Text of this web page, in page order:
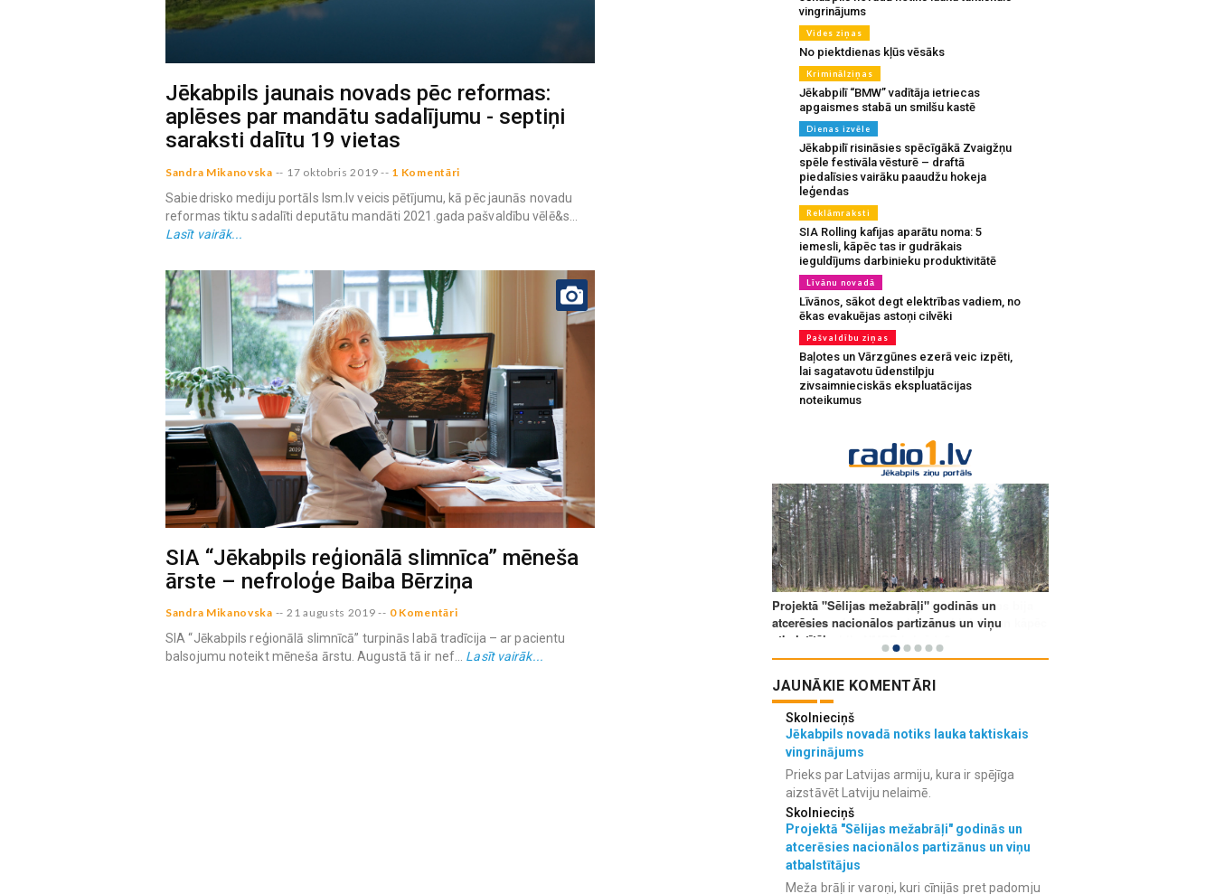
Jēkabpils jaunais novads pēc reformas:
aplēses par mandātu sadalījumu - septiņi
saraksti dalītu 19 vietas
Sandra Mikanovska -- 17 oktobris 2019 -- 1 Komentāri
Sabiedrisko mediju portāls lsm.lv veicis pētījumu, kā pēc jaunās novadu
reformas tiktu sadalīti deputātu mandāti 2021.gada pašvaldību vēlē&s...
Lasīt vairāk...
SIA “Jēkabpils reģionālā slimnīca” mēneša
ārste – nefroloģe Baiba Bērziņa
Sandra Mikanovska -- 21 augusts 2019 -- 0 Komentāri
SIA “Jēkabpils reģionālā slimnīcā” turpinās labā tradīcija – ar pacientu
balsojumu noteikt mēneša ārstu. Augustā tā ir nef... Lasīt vairāk...
vingrinājums
Vides ziņas
No piektdienas kļūs vēsāks
Kriminālziņas
Jēkabpilī “BMW” vadītāja ietriecas
apgaismes stabā un smilšu kastē
Dienas izvēle
Jēkabpilī risināsies spēcīgākā Zvaigžņu
spēle festivāla vēsturē – draftā
piedalīsies vairāku paaudžu hokeja
leģendas
Reklāmraksti
SIA Rolling kafijas aparātu noma: 5
iemesli, kāpēc tas ir gudrākais
ieguldījums darbinieku produktivitātē
Līvānu novadā
Līvānos, sākot degt elektrības vadiem, no
ēkas evakuējas astoņi cilvēki
Pašvaldību ziņas
Baļotes un Vārzgūnes ezerā veic izpēti,
lai sagatavotu ūdenstilpju
zivsaimnieciskās ekspluatācijas
noteikumus
JAUNĀKIE KOMENTĀRI
Skolnieciņš
Jēkabpils novadā notiks lauka taktiskais
vingrinājums
Prieks par Latvijas armiju, kura ir spējīga
aizstāvēt Latviju nelaimē.
Skolnieciņš
Projektā "Sēlijas mežabrāļi" godinās un
atcerēsies nacionālos partizānus un viņu
atbalstītājus
Meža brāļi ir varoņi, kuri cīnijās pret padomju